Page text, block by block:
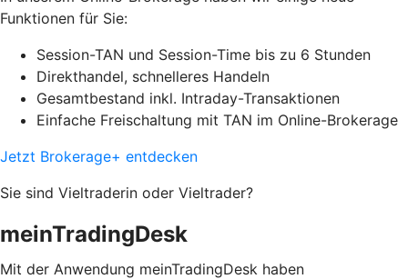
Funktionen für Sie:
Session-TAN und Session-Time bis zu 6 Stunden
Direkthandel, schnelleres Handeln
Gesamtbestand inkl. Intraday-Transaktionen
Einfache Freischaltung mit TAN im Online-Brokerage
Jetzt Brokerage+ entdecken
Sie sind Vieltraderin oder Vieltrader?
meinTradingDesk
Mit der Anwendung meinTradingDesk haben